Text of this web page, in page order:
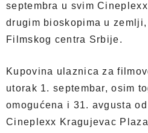
septembra u svim
drugim bioskopima u
Filmskog centra Srbije.
Kupovina ulaznica za
utorak 1. septembar, osim
omogućena i 31. avgusta
Cineplexx Kragujevac